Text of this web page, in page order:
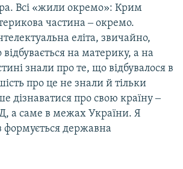
Всі «жили окремо»: Крим
частина ‒ окремо.
еліта, звичайно,
на материку, а на
знали про те, що відбувалося в
про це не знали й тільки
дізнаватися про свою країну ‒
а саме в межах України. Я
державна